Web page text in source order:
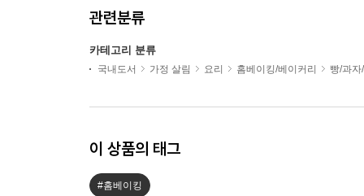
관련분류
카테고리 분류
국내도서 가정 살림 요리 홈베이킹/베이커리 빵/과자
이 상품의 태그
#홈베이킹